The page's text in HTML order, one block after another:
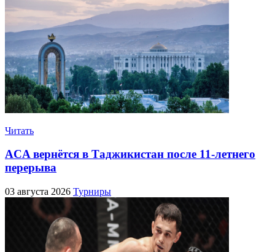
Читать
ACA вернётся в Таджикистан после 11-летнего
перерыва
03 августа 2026 Турниры